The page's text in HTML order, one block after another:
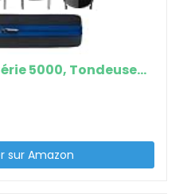
5000, Tondeuse…
sur Amazon